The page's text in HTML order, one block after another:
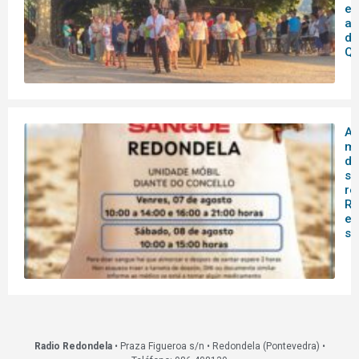
de
A
Radio Redondela• Praza Figueroa s/n • Redondela (Pontevedra) •